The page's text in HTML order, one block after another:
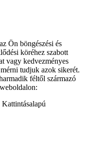
Ön böngészési és
köréhez szabott
vagy kedvezményes
tudjuk azok sikerét.
féltől származó